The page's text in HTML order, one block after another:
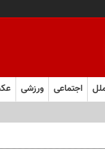
اجتماعی ورزشی